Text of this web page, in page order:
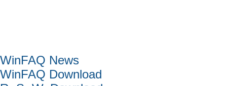
WinFAQ News
WinFAQ Download